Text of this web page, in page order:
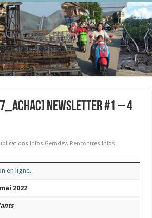
Newsletter #1 – 4
Infos Gemdev, Rencontres Infos
en ligne.
2022